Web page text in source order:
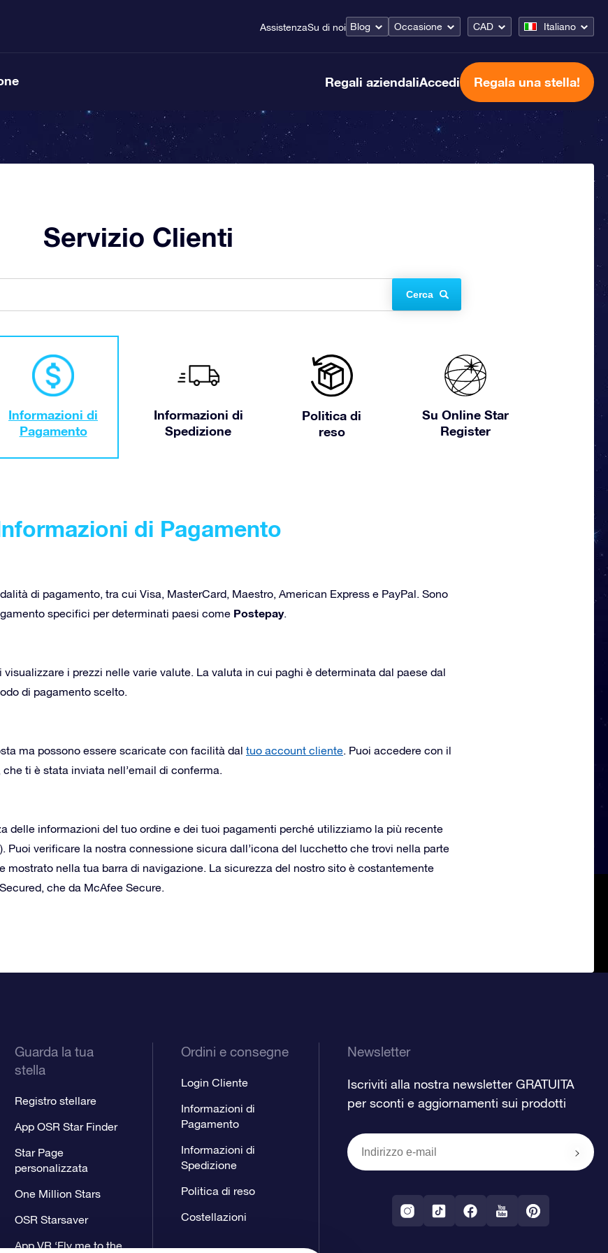
AssistenzaSu di noi Blog Occasione CAD Italiano
Regali aziendaliAccedi Regala una stella!
Servizio Clienti
Cerca
Informazioni di
Pagamento
Informazioni di
Spedizione
Politica di
reso
Su Online Star
Register
di Pagamento
di pagamento, tra cui Visa, MasterCard, Maestro, American Express e PayPal. Sono
specifici per determinati paesi come Postepay.
visualizzare i prezzi nelle varie valute. La valuta in cui paghi è determinata dal paese dal
di pagamento scelto.
ma possono essere scaricate con facilità dal tuo account cliente. Puoi accedere con il
ti è stata inviata nell’email di conferma.
delle informazioni del tuo ordine e dei tuoi pagamenti perché utilizziamo la più recente
Puoi verificare la nostra connessione sicura dall’icona del lucchetto che trovi nella parte
mostrato nella tua barra di navigazione. La sicurezza del nostro sito è costantemente
che da McAfee Secure.
Guarda la tua
stella
Registro stellare
App OSR Star Finder
Star Page
personalizzata
One Million Stars
OSR Starsaver
App VR ‘Fly me to the
Ordini e consegne
Login Cliente
Informazioni di
Pagamento
Informazioni di
Spedizione
Politica di reso
Costellazioni
Newsletter
Iscriviti alla nostra newsletter GRATUITA
per sconti e aggiornamenti sui prodotti